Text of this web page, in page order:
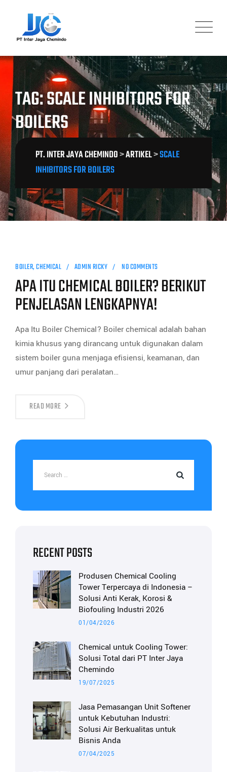
content
TAG: SCALE INHIBITORS FOR
BOILERS
PT. INTER JAYA CHEMINDO>ARTIKEL>SCALE
INHIBITORS FOR BOILERS
BOILER,CHEMICAL ADMIN RICKY NO COMMENTS
APA ITU CHEMICAL BOILER? BERIKUT
PENJELASAN LENGKAPNYA!
Apa Itu Boiler Chemical? Boiler chemical adalah bahan
kimia khusus yang dirancang untuk digunakan dalam
sistem boiler guna menjaga efisiensi, keamanan, dan
umur panjang dari peralatan…
READ MORE
RECENT POSTS
Produsen Chemical Cooling
Tower Terpercaya di Indonesia –
Solusi Anti Kerak, Korosi &
Biofouling Industri 2026
01/04/2026
Chemical untuk Cooling Tower:
Solusi Total dari PT Inter Jaya
Chemindo
19/07/2025
Jasa Pemasangan Unit Softener
untuk Kebutuhan Industri:
Solusi Air Berkualitas untuk
Bisnis Anda
07/04/2025